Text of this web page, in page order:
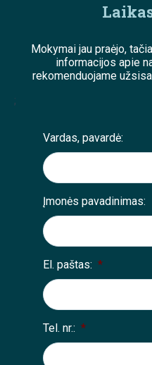
Mokymai jau praėjo,
informacijos apie
rekomenduojame
;
Vardas, pavardė:
Įmonės pavadinimas:
El. paštas: *
Tel. nr.: *